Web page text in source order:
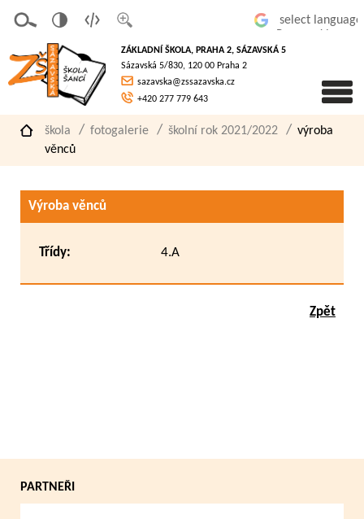
písmo
á
verze
pro
slaboz
raké
ZÁKLADNÍ ŠKOLA, PRAHA 2, SÁZAVSKÁ 5
Sázavská 5/830, 120 00 Praha 2
sazavska@zssazavska.cz
+420 277 779 643
škola fotogalerie školní rok 2021/2022
výroba
věnců
Výroba věnců
Třídy: 4.A
Zpět
PARTNEŘI